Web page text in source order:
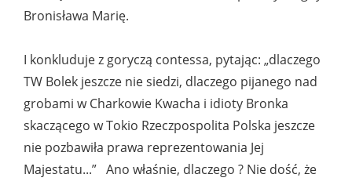
Bronisława Marię.
I konkluduje z goryczą contessa, pytając: „dlaczego
TW Bolek jeszcze nie siedzi, dlaczego pijanego nad
grobami w Charkowie Kwacha i idioty Bronka
skaczącego w Tokio Rzeczpospolita Polska jeszcze
nie pozbawiła prawa reprezentowania Jej
Majestatu...” Ano właśnie, dlaczego ? Nie dość, że